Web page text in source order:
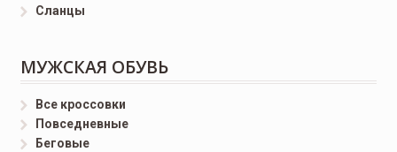
Сланцы
МУЖСКАЯ ОБУВЬ
Все кроссовки
Повседневные
Беговые